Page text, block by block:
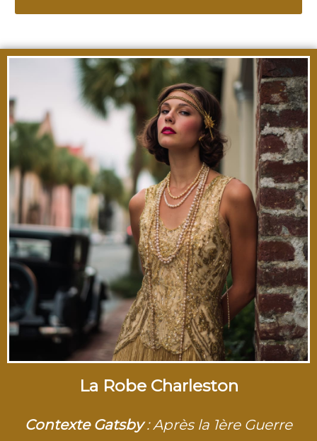
La Robe Charleston
Contexte Gatsby: Après la 1ère Guerre